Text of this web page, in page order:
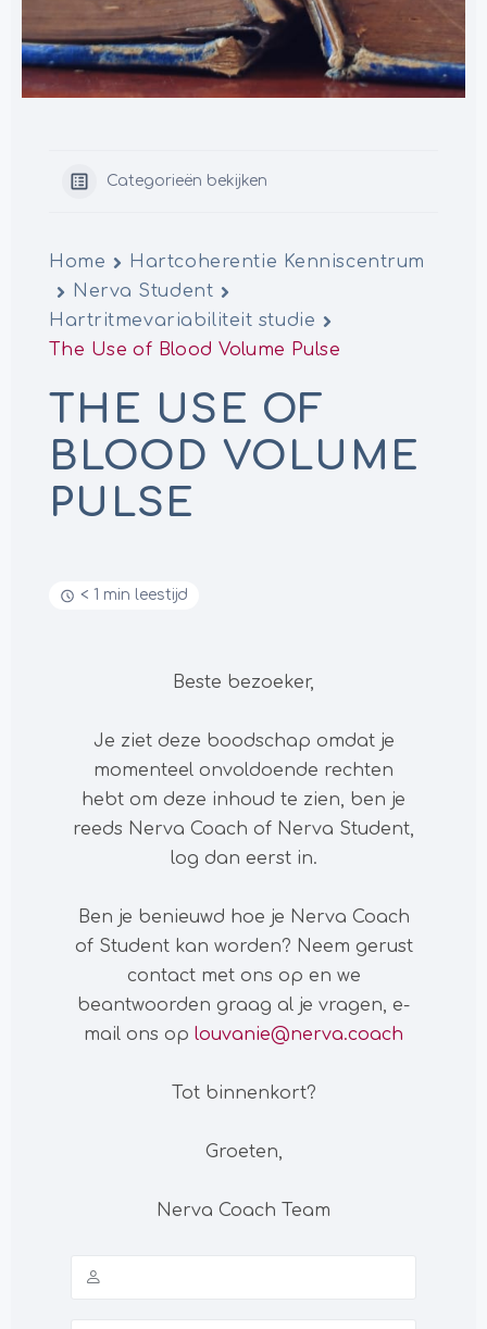
Categorieën bekijken
Home
Hartcoherentie Kenniscentrum
Nerva Student
Hartritmevariabiliteit studie
The Use of Blood Volume Pulse
THE USE OF
BLOOD VOLUME
PULSE
< 1 min leestijd
Beste bezoeker,
Je ziet deze boodschap omdat je
momenteel onvoldoende rechten
hebt om deze inhoud te zien, ben je
reeds Nerva Coach of Nerva Student,
log dan eerst in.
Ben je benieuwd hoe je Nerva Coach
of Student kan worden? Neem gerust
contact met ons op en we
beantwoorden graag al je vragen, e-
mail ons op louvanie@nerva.coach
Tot binnenkort?
Groeten,
Nerva Coach Team